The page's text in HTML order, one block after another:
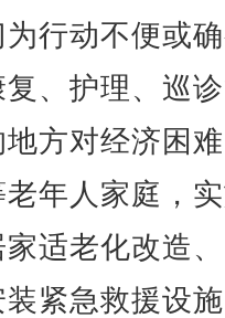
行动不便或
、护理、巡
方对经济困
年人家庭，
适老化改造
紧急救援设